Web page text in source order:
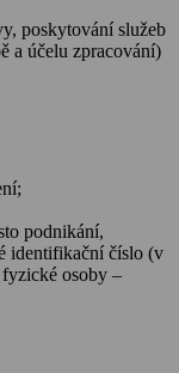
poskytování služeb
a účelu zpracování)
podnikání,
identifikační číslo (v
osoby –